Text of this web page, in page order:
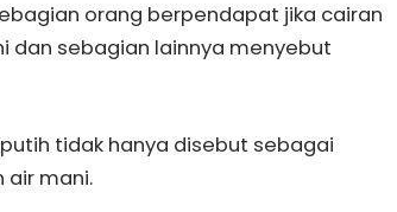
orang berpendapat jika cairan
dan sebagian lainnya menyebut
tidak hanya disebut sebagai
air mani.